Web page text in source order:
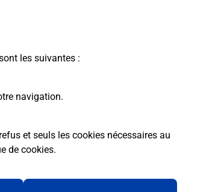
les suivantes :
navigation.
et seuls les cookies nécessaires au
de cookies.